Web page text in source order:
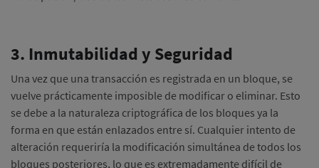
3. Inmutabilidad y Seguridad
Una vez que una transacción es registrada en un bloque, se
vuelve prácticamente imposible de modificar o eliminar. Esto
se debe a la naturaleza criptográfica de los bloques ya la
forma en que están enlazados entre sí. Cualquier intento de
alteración requeriría la modificación simultánea de todos los
bloques posteriores, lo que es extremadamente difícil de